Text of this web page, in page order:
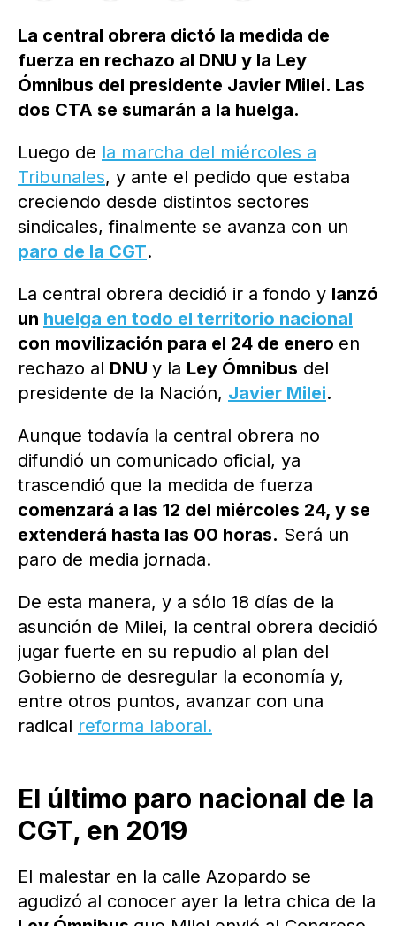
La central obrera dictó la medida de
fuerza en rechazo al DNU y la Ley
Ómnibus del presidente Javier Milei. Las
dos CTA se sumarán a la huelga.
Luego de la marcha del miércoles a
Tribunales, y ante el pedido que estaba
creciendo desde distintos sectores
sindicales, finalmente se avanza con un
paro de la CGT.
La central obrera decidió ir a fondo y lanzó
un huelga en todo el territorio nacional
con movilización para el 24 de enero en
rechazo al DNU y la Ley Ómnibus del
presidente de la Nación, Javier Milei.
Aunque todavía la central obrera no
difundió un comunicado oficial, ya
trascendió que la medida de fuerza
comenzará a las 12 del miércoles 24, y se
extenderá hasta las 00 horas. Será un
paro de media jornada.
De esta manera, y a sólo 18 días de la
asunción de Milei, la central obrera decidió
jugar fuerte en su repudio al plan del
Gobierno de desregular la economía y,
entre otros puntos, avanzar con una
radical reforma laboral.
El último paro nacional de la
CGT, en 2019
El malestar en la calle Azopardo se
agudizó al conocer ayer la letra chica de la